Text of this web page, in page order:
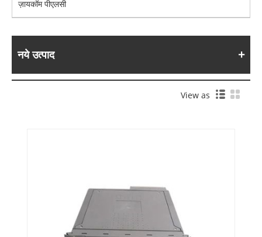
ज़ायकॉम पीएलसी
नये उत्पाद
View as